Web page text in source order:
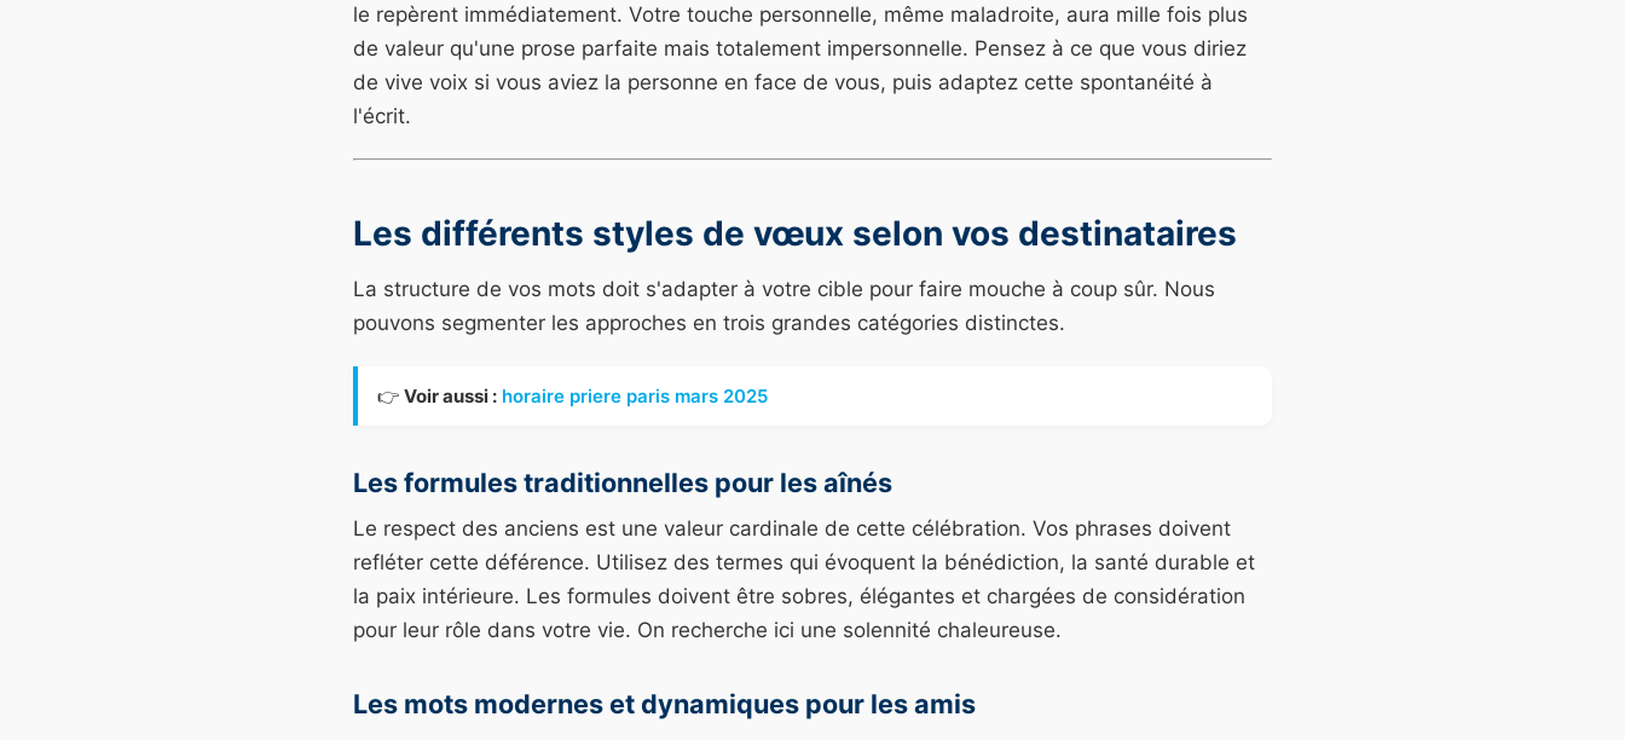
le repèrent immédiatement. Votre touche personnelle, même maladroite, aura mille fois plus
de valeur qu'une prose parfaite mais totalement impersonnelle. Pensez à ce que vous diriez
de vive voix si vous aviez la personne en face de vous, puis adaptez cette spontanéité à
l'écrit.
Les différents styles de vœux selon vos destinataires
La structure de vos mots doit s'adapter à votre cible pour faire mouche à coup sûr. Nous
pouvons segmenter les approches en trois grandes catégories distinctes.
👉 Voir aussi : horaire priere paris mars 2025
Les formules traditionnelles pour les aînés
Le respect des anciens est une valeur cardinale de cette célébration. Vos phrases doivent
refléter cette déférence. Utilisez des termes qui évoquent la bénédiction, la santé durable et
la paix intérieure. Les formules doivent être sobres, élégantes et chargées de considération
pour leur rôle dans votre vie. On recherche ici une solennité chaleureuse.
Les mots modernes et dynamiques pour les amis